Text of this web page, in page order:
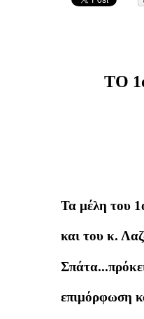
ΤΟ
Τα μέλη του
και του κ.
επιμόρφωση